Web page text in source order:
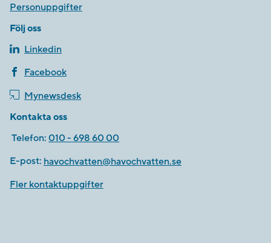
Personuppgifter
Följ oss
Linkedin
Facebook
Mynewsdesk
Kontakta oss
Telefon: 010 - 698 60 00
E-post: havochvatten@havochvatten.se
Fler kontaktuppgifter